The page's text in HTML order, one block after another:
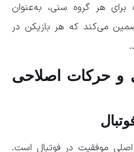
برای هر گروه سنی، به‌عنوان
می‌کند که هر بازیکن در
و حرکات اصلاحی
موفقیت در فوتبال است.